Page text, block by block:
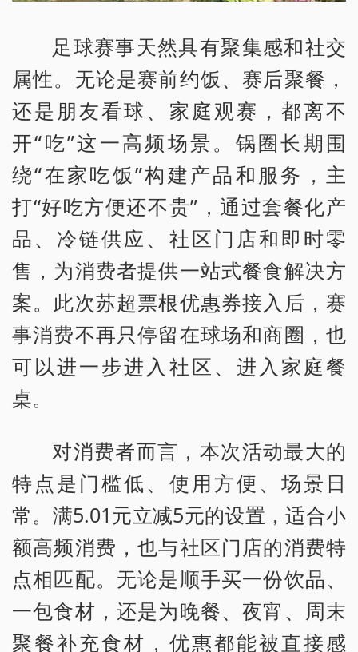
足球赛事天然具有聚集感和社交
属性。无论是赛前约饭、赛后聚餐，
还是朋友看球、家庭观赛，都离不
开“吃”这一高频场景。锅圈长期围
绕“在家吃饭”构建产品和服务，主
打“好吃方便还不贵”，通过套餐化产
品、冷链供应、社区门店和即时零
售，为消费者提供一站式餐食解决方
案。此次苏超票根优惠券接入后，赛
事消费不再只停留在球场和商圈，也
可以进一步进入社区、进入家庭餐
桌。
对消费者而言，本次活动最大的
特点是门槛低、使用方便、场景日
常。满5.01元立减5元的设置，适合小
额高频消费，也与社区门店的消费特
点相匹配。无论是顺手买一份饮品、
一包食材，还是为晚餐、夜宵、周末
聚餐补充食材，优惠都能被直接感